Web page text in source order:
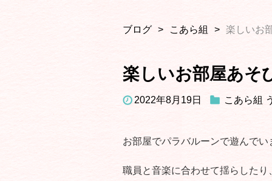
ブログ こあら組 楽しいお
楽しいお部屋あそ
2022年8月19日 こあら組
お部屋でパラバルーンで遊んでい
職員と音楽に合わせて揺らしたり